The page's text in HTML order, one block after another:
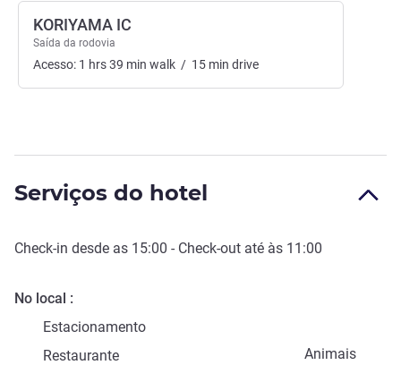
KORIYAMA IC
Saída da rodovia
Acesso: 1 hrs39 min walk / 15 min drive
Serviços do hotel
Check-in desde as 15:00 - Check-out até às 11:00
No local
Estacionamento
Animais
Restaurante